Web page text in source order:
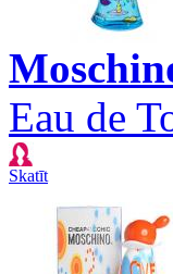
Eau de
Skatīt